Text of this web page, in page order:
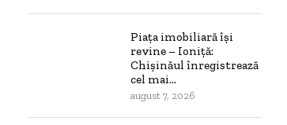
Piața imobiliară își
revine – Ioniță:
Chișinăul înregistrează
cel mai...
august 7, 2026